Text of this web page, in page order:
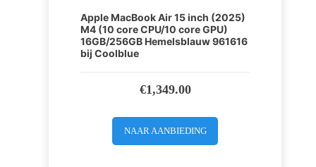
Apple MacBook Air 15 inch (2025)
M4 (10 core CPU/10 core GPU)
16GB/256GB Hemelsblauw 961616
bij Coolblue
€1,349.00
NAAR AANBIEDING